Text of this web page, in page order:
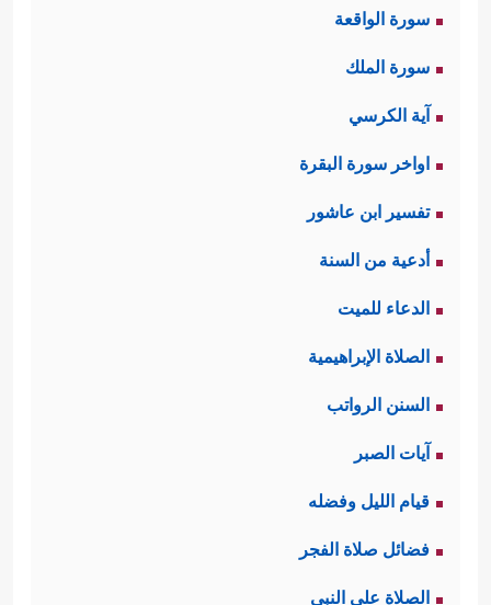
سورة الواقعة
سورة الملك
آية الكرسي
اواخر سورة البقرة
تفسير ابن عاشور
أدعية من السنة
الدعاء للميت
الصلاة الإبراهيمية
السنن الرواتب
آيات الصبر
قيام الليل وفضله
فضائل صلاة الفجر
الصلاة على النبي